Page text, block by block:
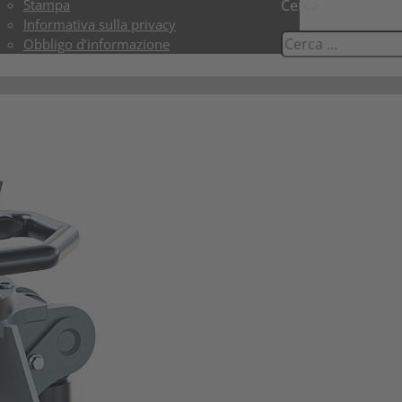
Stampa
Informativa sulla privacy
Obbligo d’informazione
Cerca